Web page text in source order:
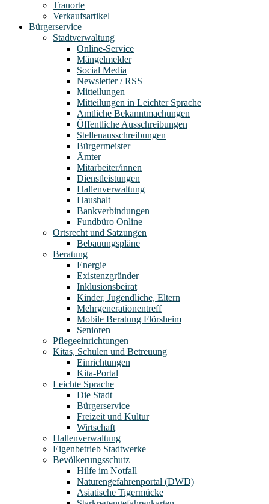
Trauorte
Verkaufsartikel
Bürgerservice
Stadtverwaltung
Online-Service
Mängelmelder
Social Media
Newsletter / RSS
Mitteilungen
Mitteilungen in Leichter Sprache
Amtliche Bekanntmachungen
Öffentliche Ausschreibungen
Stellenausschreibungen
Bürgermeister
Ämter
Mitarbeiter/innen
Dienstleistungen
Hallenverwaltung
Haushalt
Bankverbindungen
Fundbüro Online
Ortsrecht und Satzungen
Bebauungspläne
Beratung
Energie
Existenzgründer
Inklusionsbeirat
Kinder, Jugendliche, Eltern
Mehrgenerationentreff
Mobile Beratung Flörsheim
Senioren
Pflegeeinrichtungen
Kitas, Schulen und Betreuung
Einrichtungen
Kita-Portal
Leichte Sprache
Die Stadt
Bürgerservice
Freizeit und Kultur
Wirtschaft
Hallenverwaltung
Eigenbetrieb Stadtwerke
Bevölkerungsschutz
Hilfe im Notfall
Naturengefahrenportal (DWD)
Asiatische Tigermücke